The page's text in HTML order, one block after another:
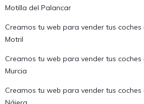
Motilla del Palancar
Creamos tu web para vender tus
Motril
Creamos tu web para vender tus
Murcia
Creamos tu web para vender tus